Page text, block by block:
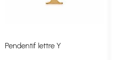
Pendentif lettre Y